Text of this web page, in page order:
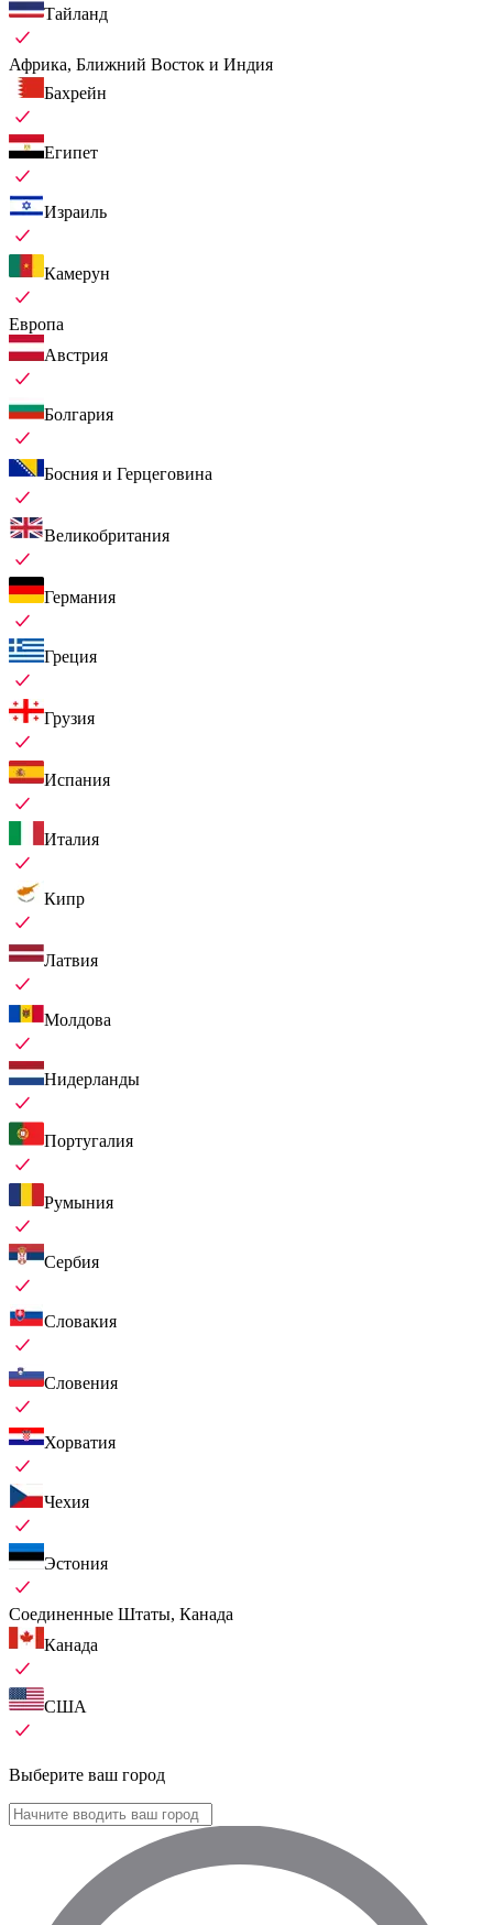
Тайланд
Африка, Ближний Восток и Индия
Бахрейн
Египет
Израиль
Камерун
Европа
Австрия
Болгария
Босния и Герцеговина
Великобритания
Германия
Греция
Грузия
Испания
Италия
Кипр
Латвия
Молдова
Нидерланды
Португалия
Румыния
Сербия
Словакия
Словения
Хорватия
Чехия
Эстония
Соединенные Штаты, Канада
Канада
США
Выберите ваш город